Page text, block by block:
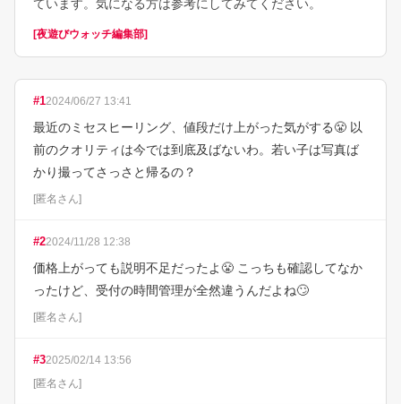
ています。気になる方は参考にしてみてください。
[夜遊びウォッチ編集部]
#12024/06/27 13:41
最近のミセスヒーリング、値段だけ上がった気がする😤 以
前のクオリティは今では到底及ばないわ。若い子は写真ば
かり撮ってさっさと帰るの？
[匿名さん]
#22024/11/28 12:38
価格上がっても説明不足だったよ😤 こっちも確認してなか
ったけど、受付の時間管理が全然違うんだよね🙄
[匿名さん]
#32025/02/14 13:56
[匿名さん]